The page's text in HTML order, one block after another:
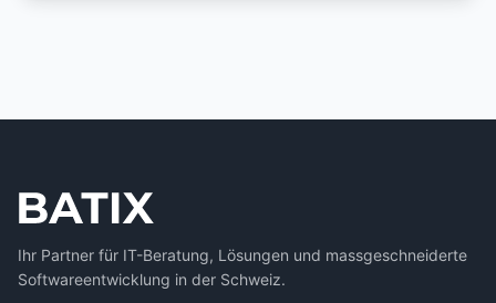
Ihr Partner für IT-Beratung, Lösungen und massgeschneiderte
Softwareentwicklung in der Schweiz.